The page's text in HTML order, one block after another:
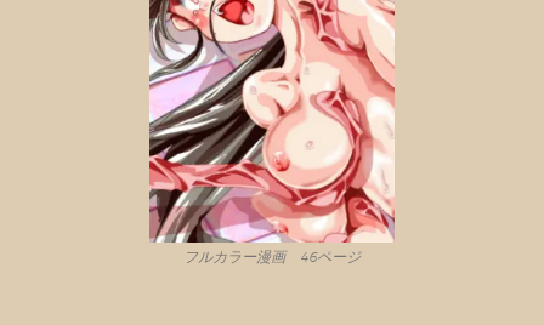
フルカラー漫画 46ページ